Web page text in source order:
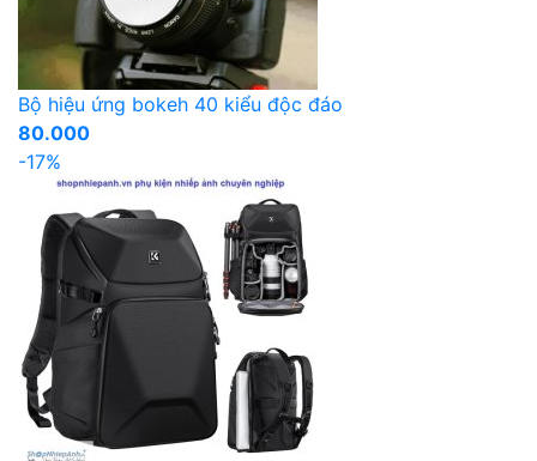
Bộ hiệu ứng bokeh 40 kiểu độc đáo
80.000
-17%